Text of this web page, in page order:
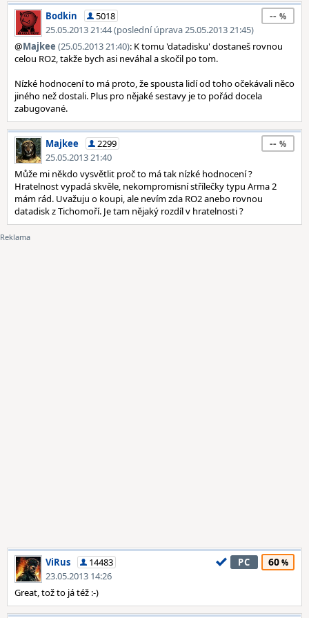
Bodkin
5018
25.05.2013 21:44 (poslední úprava 25.05.2013 21:45)
--
@Majkee (25.05.2013 21:40): K tomu 'datadisku' dostaneš rovnou
celou RO2, takže bych asi neváhal a skočil po tom.
Nízké hodnocení to má proto, že spousta lidí od toho očekávali něco
jiného než dostali. Plus pro nějaké sestavy je to pořád docela
zabugované.
Majkee
2299
25.05.2013 21:40
--
Může mi někdo vysvětlit proč to má tak nízké hodnocení ?
Hratelnost vypadá skvěle, nekompromisní střílečky typu Arma 2
mám rád. Uvažuju o koupi, ale nevím zda RO2 anebo rovnou
datadisk z Tichomoří. Je tam nějaký rozdíl v hratelnosti ?
ViRus
14483
23.05.2013 14:26
PC 60
Great, tož to já též :-)